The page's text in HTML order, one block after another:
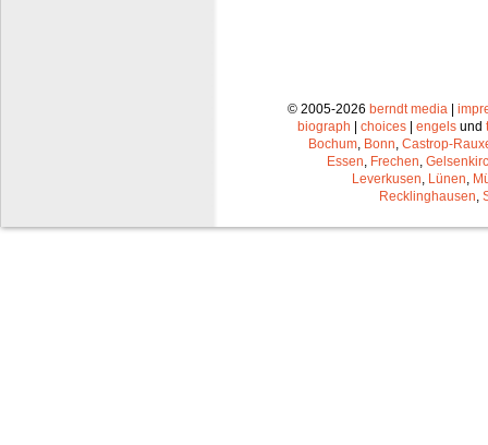
© 2005-2026 berndt media |
biograph | choices | engels und
Bochum Bonn Castrop-
Essen Frechen
Leverkusen Lünen
Recklinghausen